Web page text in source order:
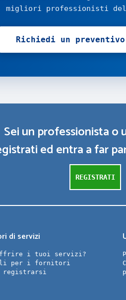
migliori professionisti
Richiedi un
Sei un professionista o
ed entra a far
REGISTRATI
di servizi
i tuoi servizi?
per i fornitori
registrarsi